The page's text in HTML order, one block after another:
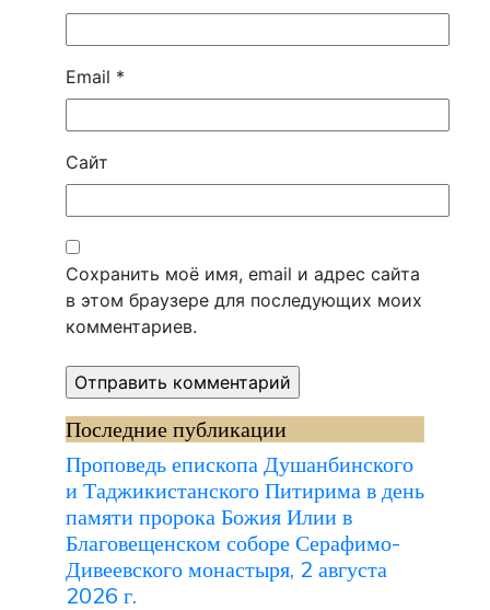
Email *
Сайт
Сохранить моё имя, email и адрес сайта
в этом браузере для последующих моих
комментариев.
Последние публикации
Проповедь епископа Душанбинского
и Таджикистанского Питирима в день
памяти пророка Божия Илии в
Благовещенском соборе Серафимо-
Дивеевского монастыря, 2 августа
2026 г.